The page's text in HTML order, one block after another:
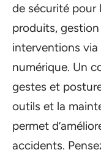
de sécurité pour
produits,
interventions
numérique. Un
gestes et
outils et la
permet
accidents.